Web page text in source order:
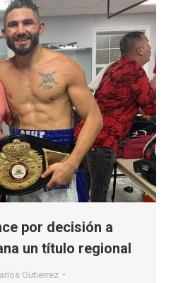
por decisión a
un título regional
Gutierrez